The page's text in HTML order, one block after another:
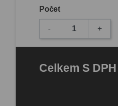
Počet
- +
Celkem S